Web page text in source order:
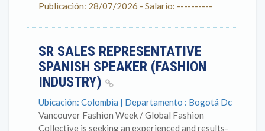
Publicación: 28/07/2026 - Salario: ----------
SR SALES REPRESENTATIVE
SPANISH SPEAKER (FASHION
INDUSTRY)
Ubicación: Colombia | Departamento : Bogotá Dc
Vancouver Fashion Week / Global Fashion
Collective is seeking an experienced and results-